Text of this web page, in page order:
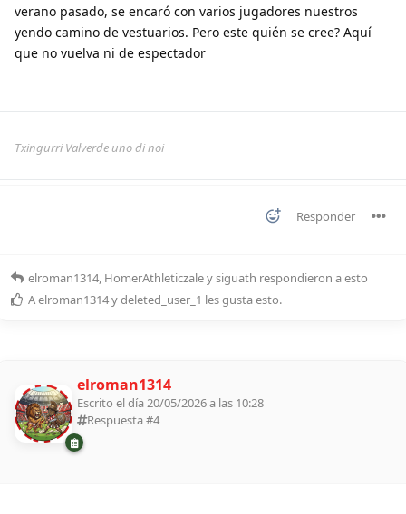
verano pasado, se encaró con varios jugadores nuestros
yendo camino de vestuarios. Pero este quién se cree? Aquí
que no vuelva ni de espectador
Txingurri Valverde uno di noi
Responder
elroman1314, HomerAthleticzaleysiguath respondieron a esto
Aelroman1314ydeleted_user_1 les gusta esto.
elroman1314
Escrito el día 20/05/2026 a las 10:28
Respuesta #4